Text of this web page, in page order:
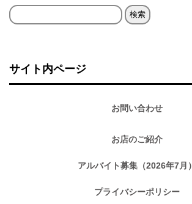
検
サイト内ページ
お問い合わせ
お店のご紹介
アルバイト募集（2026年7月）
プライバシーポリシー